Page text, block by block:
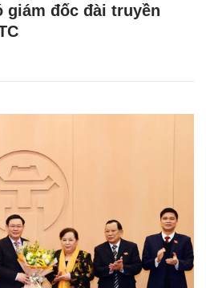
giám đốc đài truyền